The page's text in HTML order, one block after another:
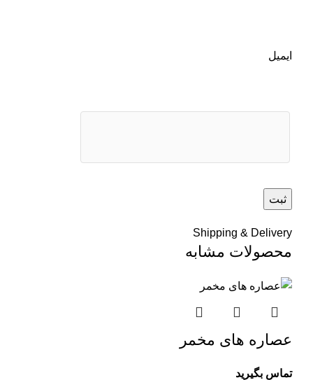
ایمیل
Shipping & Delivery
محصولات مشابه
عصاره های مخمر
تماس بگیرید